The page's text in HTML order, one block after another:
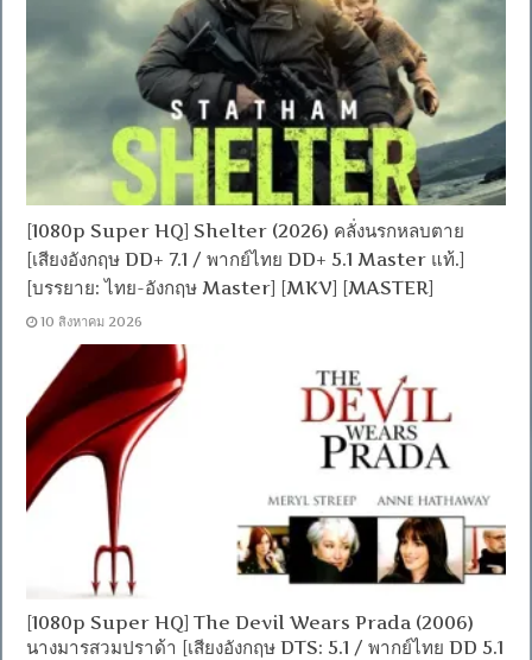
[1080p Super HQ] Shelter (2026) คลั่งนรกหลบตาย
[เสียงอังกฤษ DD+ 7.1 / พากย์ไทย DD+ 5.1 Master แท้.]
[บรรยาย: ไทย-อังกฤษ Master] [MKV] [MASTER]
10 สิงหาคม 2026
[1080p Super HQ] The Devil Wears Prada (2006)
นางมารสวมปราด้า [เสียงอังกฤษ DTS: 5.1 / พากย์ไทย DD 5.1